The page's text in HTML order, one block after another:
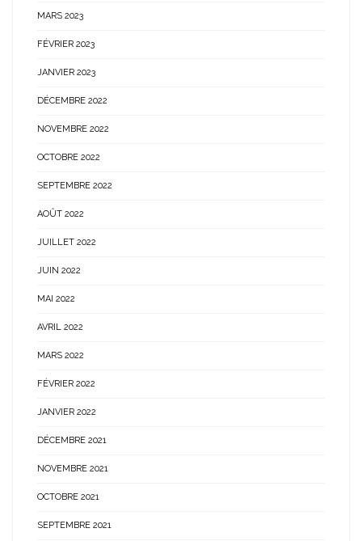
MARS 2023
FÉVRIER 2023
JANVIER 2023
DÉCEMBRE 2022
NOVEMBRE 2022
OCTOBRE 2022
SEPTEMBRE 2022
AOÛT 2022
JUILLET 2022
JUIN 2022
MAI 2022
AVRIL 2022
MARS 2022
FÉVRIER 2022
JANVIER 2022
DÉCEMBRE 2021
NOVEMBRE 2021
OCTOBRE 2021
SEPTEMBRE 2021